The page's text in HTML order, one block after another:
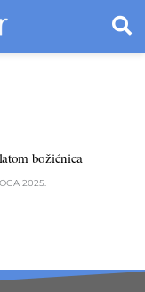
božićnica
2025.